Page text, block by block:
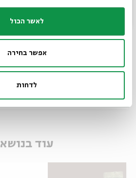
לאשר הכול
אפשר בחירה
לדחות
מתוך:Economics in the Talmud
עוד בנושא